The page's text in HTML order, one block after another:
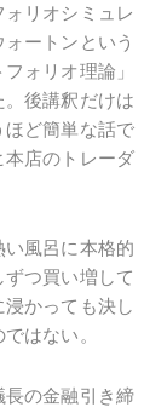
リオシミュレ
ートンという
ォリオ理論」
後講釈だけは
ほど簡単な話で
本店のトレーダ
風呂に本格的
つ買い増して
かっても決し
はない。
長の金融引き締